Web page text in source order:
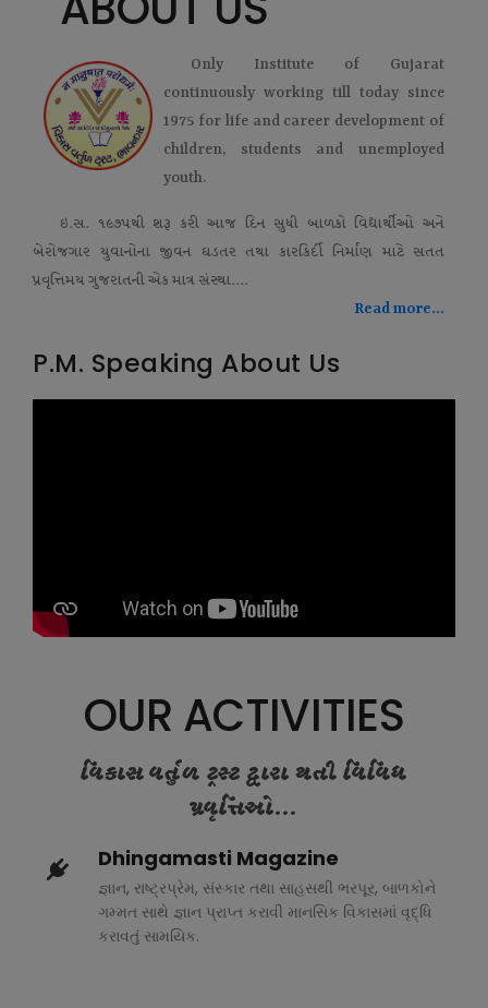
Only Institute of Gujarat
continuously working till today since
1975 for life and career development of
children, students and unemployed
youth.
ઇ.સ. ૧૯૭૫થી શરૂ કરી આજ દિન સુધી બાળકો વિદ્યાર્થીઓ અને
બેરોજગાર યુવાનોના જીવન ઘડતર તથા કારકિર્દી નિર્માણ માટે સતત
પ્રવૃત્તિમય ગુજરાતની એક માત્ર સંસ્થા....
Read more...
P.M. Speaking About Us
OUR ACTIVITIES
વિકાસ વર્તુળ ટ્રસ્ટ દ્વારા થતી વિવિધ
પ્રવૃત્તિઓ...
Dhingamasti Magazine
જ્ઞાન, રાષ્ટ્રપ્રેમ, સંસ્કાર તથા સાહસથી ભરપૂર, બાળકોને
ગમ્મત સાથે જ્ઞાન પ્રાપ્ત કરાવી માનસિક વિકાસમાં વૃદ્ધિ
કરાવતું સામયિક.